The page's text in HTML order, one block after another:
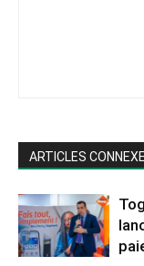
ARTICLES